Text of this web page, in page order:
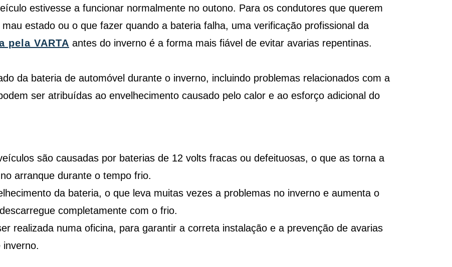
estivesse a funcionar normalmente no outono. Para os condutores que querem
estado ou o que fazer quando a bateria falha, uma verificação profissional da
pela VARTA antes do inverno é a forma mais fiável de evitar avarias repentinas.
da bateria de automóvel durante o inverno, incluindo problemas relacionados com a
ser atribuídas ao envelhecimento causado pelo calor e ao esforço adicional do
são causadas por baterias de 12 volts fracas ou defeituosas, o que as torna a
arranque durante o tempo frio.
da bateria, o que leva muitas vezes a problemas no inverno e aumenta o
completamente com o frio.
realizada numa oficina, para garantir a correta instalação e a prevenção de avarias
inverno.